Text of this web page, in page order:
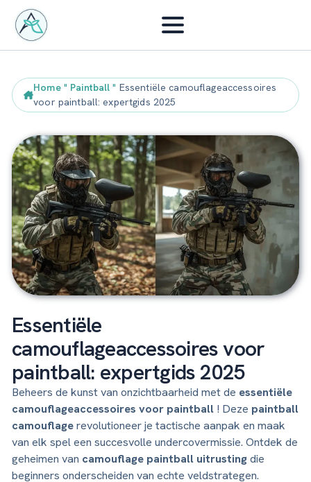
Home" Paintball " Essentiële camouflageaccessoires
voor paintball: expertgids 2025
Essentiële
camouflageaccessoires voor
paintball: expertgids 2025
Beheers de kunst van onzichtbaarheid met de essentiële
camouflageaccessoires voor paintball ! Deze paintball
camouflagerevolutioneer je tactische aanpak en maak
van elk spel een succesvolle undercovermissie. Ontdek de
geheimen van camouflage paintball uitrustingdie
beginners onderscheiden van echte veldstrategen.